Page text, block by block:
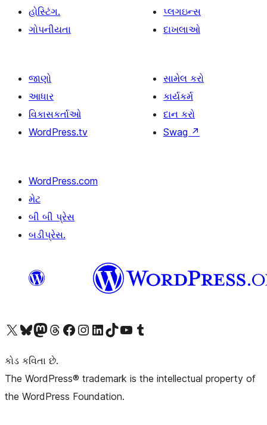
હોસ્ટિંગ.
ગોપનીયતા
પ્લગઇન્સ
દાખલાઓ
જાણો
આધાર
વિકાસકર્તાઓ
WordPress.tv
સામેલ કરો
કાર્યકર્મ
દાન કરો
Swag ↗
WordPress.com
મેટ
બી બી પ્રેસ
બડીપ્રેસ.
અમારા X (અગાઉ ટ્વિટર) એકાઉન્ટની મુલાકાત લોઅમારા Bluesky એકાઉન્ટની મુલાકાત લોઅમારા માસ્ટોડોન એકાઉન્ટની મુલાકાત લોઅમારા Threads એકાઉન્ટની મુલાકાત લો અમારા ફેસબુક પેજની મુલાકાત લોઅમારા ઇન્સ્ટાગ્રામ એકાઉન્ટની મુલાકાત લો અમારા LinkedIn એકાઉન્ટની મુલાકાત લોઅમારા TikTok એકાઉન્ટની મુલાકાત લોઅમારી YouTube ચેનલની મુલાકાત લો અમારા Tumblr એકાઉન્ટની મુલાકાત લો
કોડ કવિતા છે.
The WordPress® trademark is the intellectual property of
the WordPress Foundation.